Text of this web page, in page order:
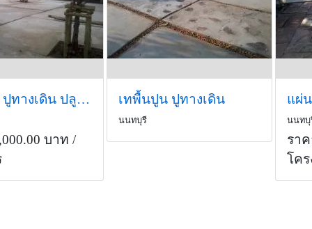
เทพื้นปูน ปูทางเดิน ปลูกต้นไม้
บาท /
เทพื้นปูน ปูทางเดิน
นนทบุรี
แผ่
นนทบุ
รา
โค